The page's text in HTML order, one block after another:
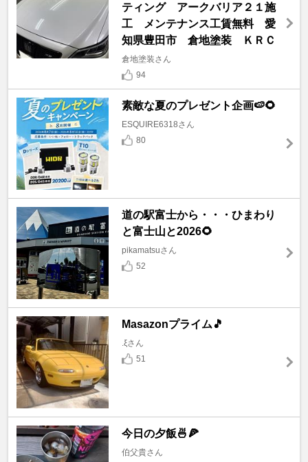
ティング アークバリア２１施
工 メンテナンス工賃無料 愛
知県豊田市 倉地塗装 ＫＲＣ
倉地塗装さん
94
素敵な夏のプレゼント企画🍉🌻
ESQUIRE6318さん
80
道の駅富士から・・・ひまわり
と富士山と2026🌻
pikamatsuさん
52
Masazonプライム🎵
.ξさん
51
今日の夕飯🍜🍕
伯父貴さん